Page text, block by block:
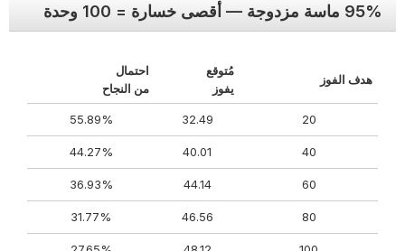
95% ماسة مزدوجة — أقصى خسارة = 100 وحدة
هدف الفوز
مُتوقع
يفوز
احتمال
من النجاح
20
32.49
55.89%
40
40.01
44.27%
60
44.14
36.93%
80
46.56
31.77%